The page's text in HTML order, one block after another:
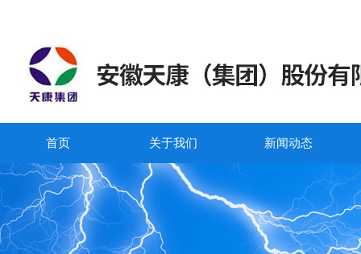
首页 关于我们 新闻动态